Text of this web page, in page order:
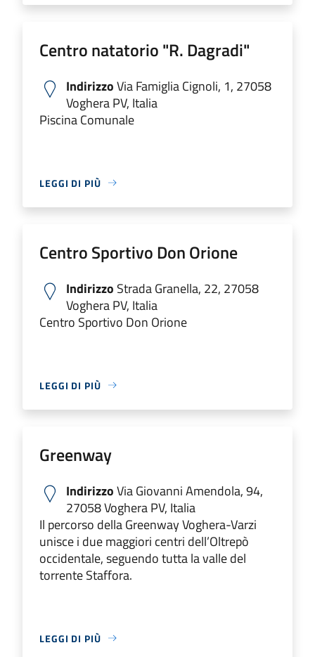
Centro natatorio "R. Dagradi"
IndirizzoVia Famiglia Cignoli, 1, 27058
Voghera PV, Italia
Piscina Comunale
LEGGI DI PIÙ
Centro Sportivo Don Orione
Indirizzo Strada Granella, 22, 27058
Voghera PV, Italia
Centro Sportivo Don Orione
LEGGI DI PIÙ
Greenway
IndirizzoVia Giovanni Amendola, 94,
27058 Voghera PV, Italia
Il percorso della Greenway Voghera-Varzi
unisce i due maggiori centri dell’Oltrepò
occidentale, seguendo tutta la valle del
torrente Staffora.
LEGGI DI PIÙ